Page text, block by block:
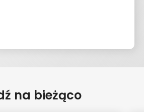
na bieżąco